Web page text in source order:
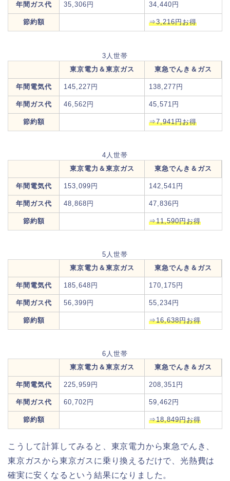
年間ガス代 35,306円 34,440円
節約額 ⇒3,216円お得
3人世帯
東京電力＆東京ガス
東急でんき＆ガス
年間電気代 145,227円 138,277円
年間ガス代 46,562円 45,571円
節約額 ⇒7,941円お得
4人世帯
東京電力＆東京ガス
東急でんき＆ガス
年間電気代 153,099円 142,541円
年間ガス代 48,868円 47,836円
節約額 ⇒11,590円お得
5人世帯
東京電力＆東京ガス
東急でんき＆ガス
年間電気代 185,648円 170,175円
年間ガス代 56,399円 55,234円
節約額 ⇒16,638円お得
6人世帯
東京電力＆東京ガス
東急でんき＆ガス
年間電気代 225,959円 208,351円
年間ガス代 60,702円 59,462円
節約額 ⇒18,849円お得
こうして計算してみると、東京電力から東急でんき、
東京ガスから東京ガスに乗り換えるだけで、光熱費は
確実に安くなるという結果になりました。